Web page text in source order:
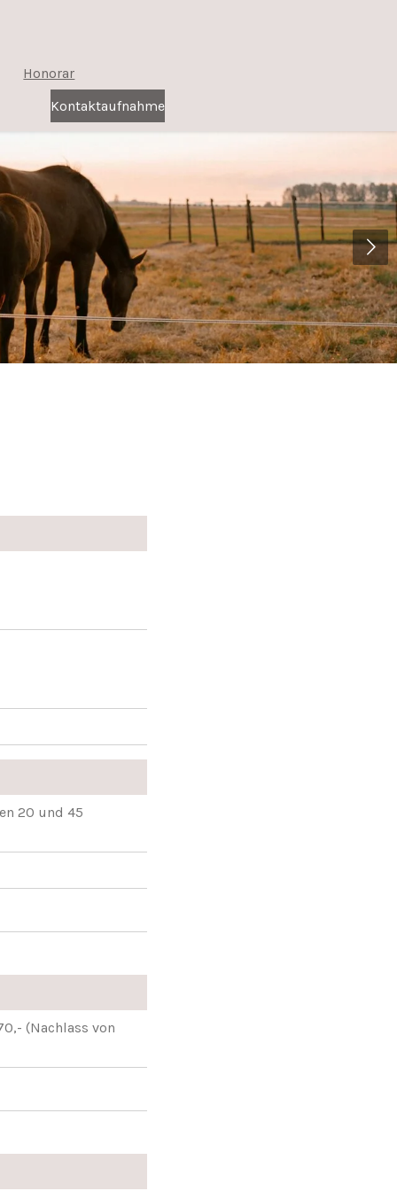
Honorar
Kontaktaufnahme
20 und 45
(Nachlass von